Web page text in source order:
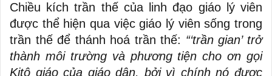
Chiều kích trần thế của linh đạo giáo lý viên
được thể hiện qua việc giáo lý viên sống trong
trần thế để thánh hoá trần thế: “‘trần gian’ trở
thành môi trường và phương tiện cho ơn gọi
Kitô giáo của giáo dân, bởi vì chính nó được